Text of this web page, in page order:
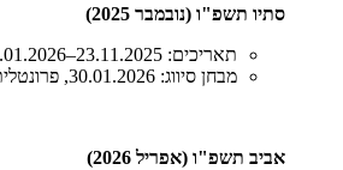
סתיו תשפ"ו (נובמבר 2025)
תאריכים: 23.11.2025–15.01.2026
מבחן סיווג: 30.01.2026, פרונטלית באוניברסיטת תל אביב
אביב תשפ"ו (אפריל 2026)